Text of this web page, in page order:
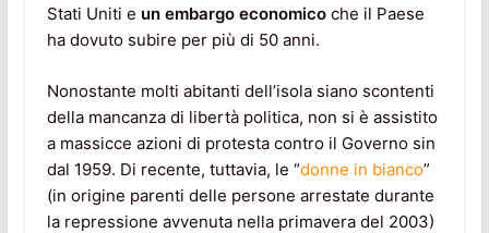
Stati Uniti e un embargo economicoche il Paese
ha dovuto subire per più di 50 anni.
Nonostante molti abitanti dell’isola siano scontenti
della mancanza di libertà politica, non si è assistito
a massicce azioni di protesta contro il Governo sin
dal 1959. Di recente, tuttavia, le “donne in bianco”
(in origine parenti delle persone arrestate durante
la repressione avvenuta nella primavera del 2003)